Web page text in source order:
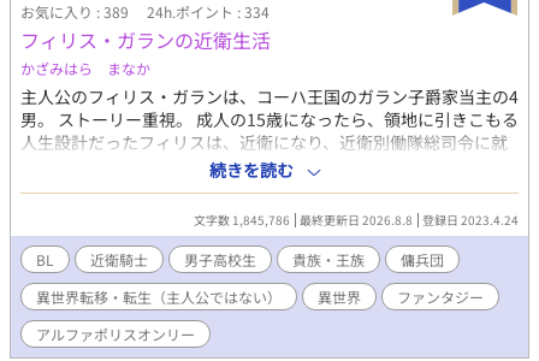
お気に入り : 389 24h.ポイント : 334
フィリス・ガランの近衛生活
かざみはら まなか
主人公のフィリス・ガランは、コーハ王国のガラン子爵家当主の4
男。 ストーリー重視。 成人の15歳になったら、領地に引きこもる
人生設計だったフィリスは、近衛になり、近衛別働隊総司令に就
任。 国内外で活躍する。 主人公視点だけでなく、主人公以外の登
場人物の視点や、第三者視点も有り。 R18の性描写について。 主
人公のフィリスは受け専門で、攻めは男だが、ストーリー上、関
係する相手が複数いる。人間、人外、動物型の人外を含む。 コー
ハ王国は歴史ある強国の1つ。 ガラン子爵家は、コーハ王国の建
国以来、3カ国と隣接する広大な領地を統治して、国境を守ってき
た世界有数の資産家。 フィリスとその家族は、異世界転生者や異
世界転移者ではないが、異世界転生者や転移者は複数登場する。
王侯貴族、宗教国家、一般人、軍隊、傭兵、奴隷、アンダーグラ
続きを読む
文字数 1,845,786 最終更新日 2026.8.8 登録日 2023.4.24
BL 近衛騎士 男子高校生 貴族・王族
傭兵団
異世界転移・転生（主人公ではない）
異世界
ファンタジー
アルファポリスオンリー